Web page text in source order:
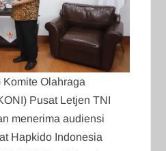
Komite Olahraga
Pusat Letjen TNI
menerima audiensi
Hapkido Indonesia